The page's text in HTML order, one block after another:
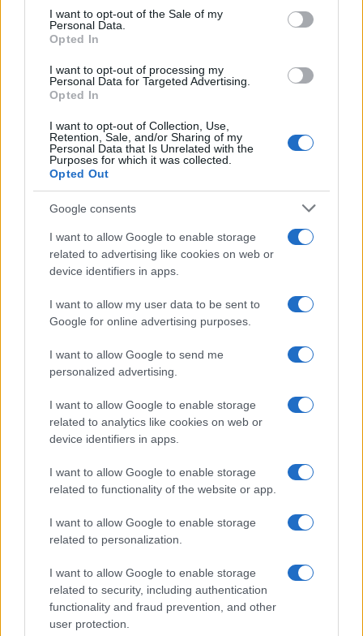
consent section.
I want to opt-out of the Sale of my
Personal Data.
Opted In
I want to opt-out of processing my
Personal Data for Targeted Advertising.
Opted In
I want to opt-out of Collection, Use,
Retention, Sale, and/or Sharing of my
Personal Data that Is Unrelated with the
Purposes for which it was collected.
Opted Out
Google consents
I want to allow Google to enable storage
related to advertising like cookies on web or
device identifiers in apps.
I want to allow my user data to be sent to
Google for online advertising purposes.
I want to allow Google to send me
personalized advertising.
I want to allow Google to enable storage
related to analytics like cookies on web or
device identifiers in apps.
I want to allow Google to enable storage
related to functionality of the website or app.
I want to allow Google to enable storage
related to personalization.
I want to allow Google to enable storage
related to security, including authentication
functionality and fraud prevention, and other
user protection.
sull'analisi documentale. Vicedirettrice, porta
un dettaglio personale riconoscibile: una
mappa manoscritta dei rioni fiorentini nella sua
Continua a leggere